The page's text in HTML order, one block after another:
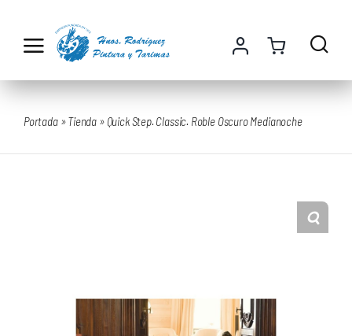
contenido
Portada»Tienda » Quick Step. Classic. Roble Oscuro Medianoche